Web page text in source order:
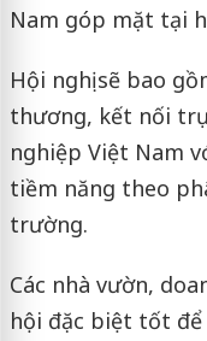
Nam góp mặt tại
Hội nghị sẽ bao
thương, kết nối
nghiệp Việt Nam
tiềm năng theo
trường.
Các nhà vườn,
hội đặc biệt tốt